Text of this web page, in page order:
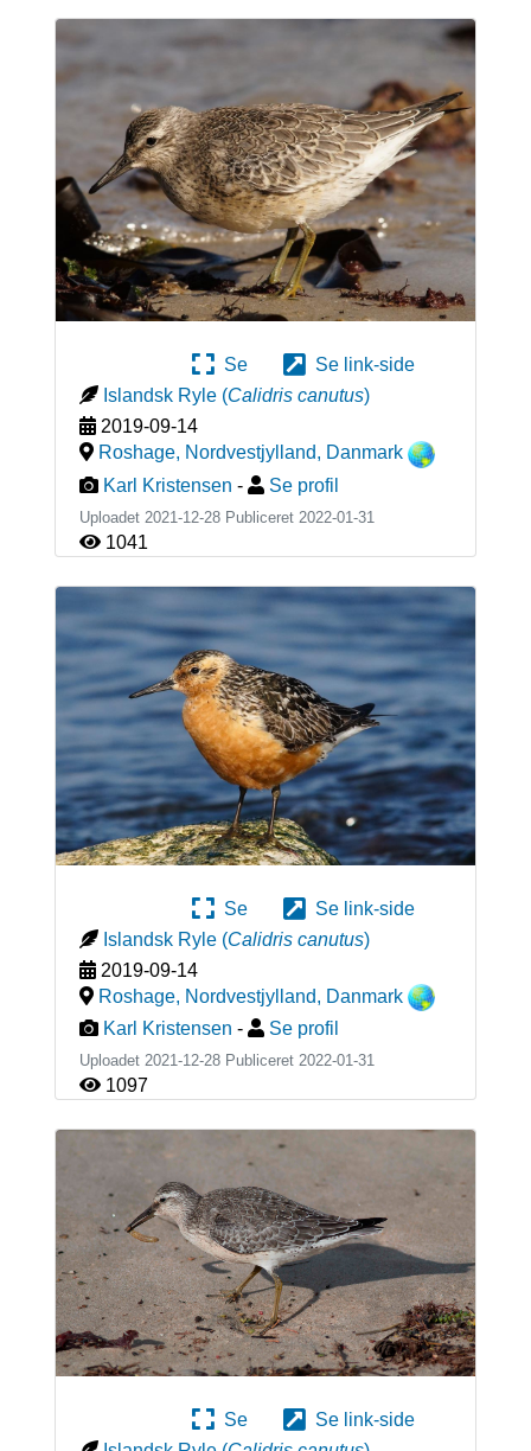
Se
Se link-side
Islandsk Ryle (Calidris canutus)
2019-09-14
Roshage, Nordvestjylland, Danmark
Karl Kristensen - Se profil
Uploadet 2021-12-28 Publiceret 2022-01-31
1041
Se
Se link-side
Islandsk Ryle (Calidris canutus)
2019-09-14
Roshage, Nordvestjylland, Danmark
Karl Kristensen - Se profil
Uploadet 2021-12-28 Publiceret 2022-01-31
1097
Se
Se link-side